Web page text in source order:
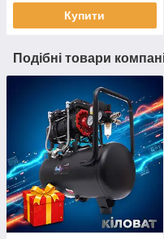
Купити
Подібні товари